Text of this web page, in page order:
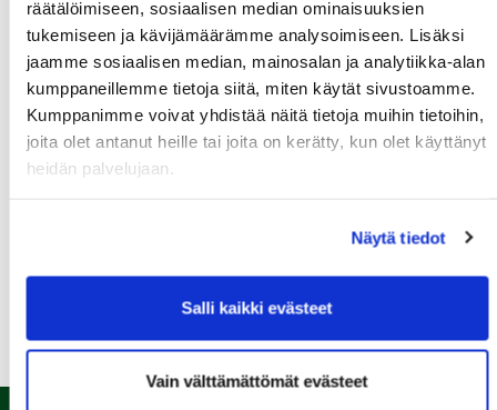
räätälöimiseen, sosiaalisen median ominaisuuksien
tukemiseen ja kävijämäärämme analysoimiseen. Lisäksi
jaamme sosiaalisen median, mainosalan ja analytiikka-alan
kumppaneillemme tietoja siitä, miten käytät sivustoamme.
Kumppanimme voivat yhdistää näitä tietoja muihin tietoihin,
joita olet antanut heille tai joita on kerätty, kun olet käyttänyt
heidän palvelujaan.
Näytä tiedot
Salli kaikki evästeet
Vain välttämättömät evästeet
Green Card kurssi Ma 10.8. klo 17-21
Pariskuntagolf 5/7
11.08.
Senioritiistai 12